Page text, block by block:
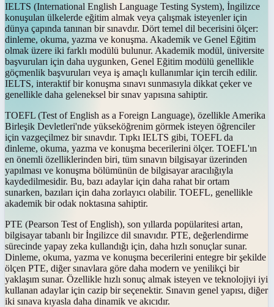
IELTS (International English Language Testing System), İngilizce
konuşulan ülkelerde eğitim almak veya çalışmak isteyenler için
dünya çapında tanınan bir sınavdır. Dört temel dil becerisini ölçer:
dinleme, okuma, yazma ve konuşma. Akademik ve Genel Eğitim
olmak üzere iki farklı modülü bulunur. Akademik modül, üniversite
başvuruları için daha uygunken, Genel Eğitim modülü genellikle
göçmenlik başvuruları veya iş amaçlı kullanımlar için tercih edilir.
IELTS, interaktif bir konuşma sınavı sunmasıyla dikkat çeker ve
genellikle daha geleneksel bir sınav yapısına sahiptir.
TOEFL (Test of English as a Foreign Language), özellikle Amerika
Birleşik Devletleri'nde yükseköğrenim görmek isteyen öğrenciler
için vazgeçilmez bir sınavdır. Tıpkı IELTS gibi, TOEFL da
dinleme, okuma, yazma ve konuşma becerilerini ölçer. TOEFL'ın
en önemli özelliklerinden biri, tüm sınavın bilgisayar üzerinden
yapılması ve konuşma bölümünün de bilgisayar aracılığıyla
kaydedilmesidir. Bu, bazı adaylar için daha rahat bir ortam
sunarken, bazıları için daha zorlayıcı olabilir. TOEFL, genellikle
akademik bir odak noktasına sahiptir.
PTE (Pearson Test of English), son yıllarda popülaritesi artan,
bilgisayar tabanlı bir İngilizce dil sınavıdır. PTE, değerlendirme
sürecinde yapay zeka kullandığı için, daha hızlı sonuçlar sunar.
Dinleme, okuma, yazma ve konuşma becerilerini entegre bir şekilde
ölçen PTE, diğer sınavlara göre daha modern ve yenilikçi bir
yaklaşım sunar. Özellikle hızlı sonuç almak isteyen ve teknolojiyi iyi
kullanan adaylar için cazip bir seçenektir. Sınavın genel yapısı, diğer
iki sınava kıyasla daha dinamik ve akıcıdır.